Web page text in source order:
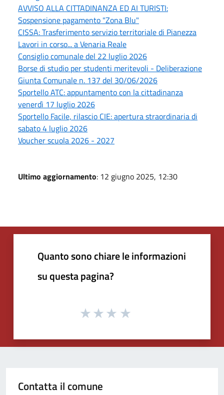
AVVISO ALLA CITTADINANZA ED AI TURISTI:
Sospensione pagamento "Zona Blu"
CISSA: Trasferimento servizio territoriale di Pianezza
Lavori in corso... a Venaria Reale
Consiglio comunale del 22 luglio 2026
Borse di studio per studenti meritevoli - Deliberazione
Giunta Comunale n. 137 del 30/06/2026
Sportello ATC: appuntamento con la cittadinanza
venerdì 17 luglio 2026
Sportello Facile, rilascio CIE: apertura straordinaria di
sabato 4 luglio 2026
Voucher scuola 2026 - 2027
Ultimo aggiornamento: 12 giugno 2025, 12:30
Quanto sono chiare le informazioni
su questa pagina?
Contatta il comune